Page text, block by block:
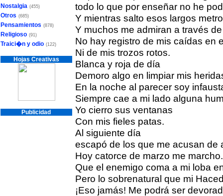
Nostalgia (455)
Otros (685)
Pensamientos (878)
Religioso (91)
Traici�n y odio (122)
Hojas Creativas
Publicidad
todo lo que por enseñar no he
Y mientras salto esos largos
Y muchos me admiran a través
No hay registro de mis caídas en
Ni de mis trozos rotos.
Blanca y roja de día
Demoro algo en limpiar mis
En la noche al parecer soy
Siempre cae a mi lado alguna
Yo cierro sus ventanas
Con mis fieles patas.
Al siguiente día
escapó de los que me acusan de
Hoy catorce de marzo me
Que el enemigo coma a mi loba
Pero lo sobrenatural que mi
¡Eso jamás! Me podrá ser